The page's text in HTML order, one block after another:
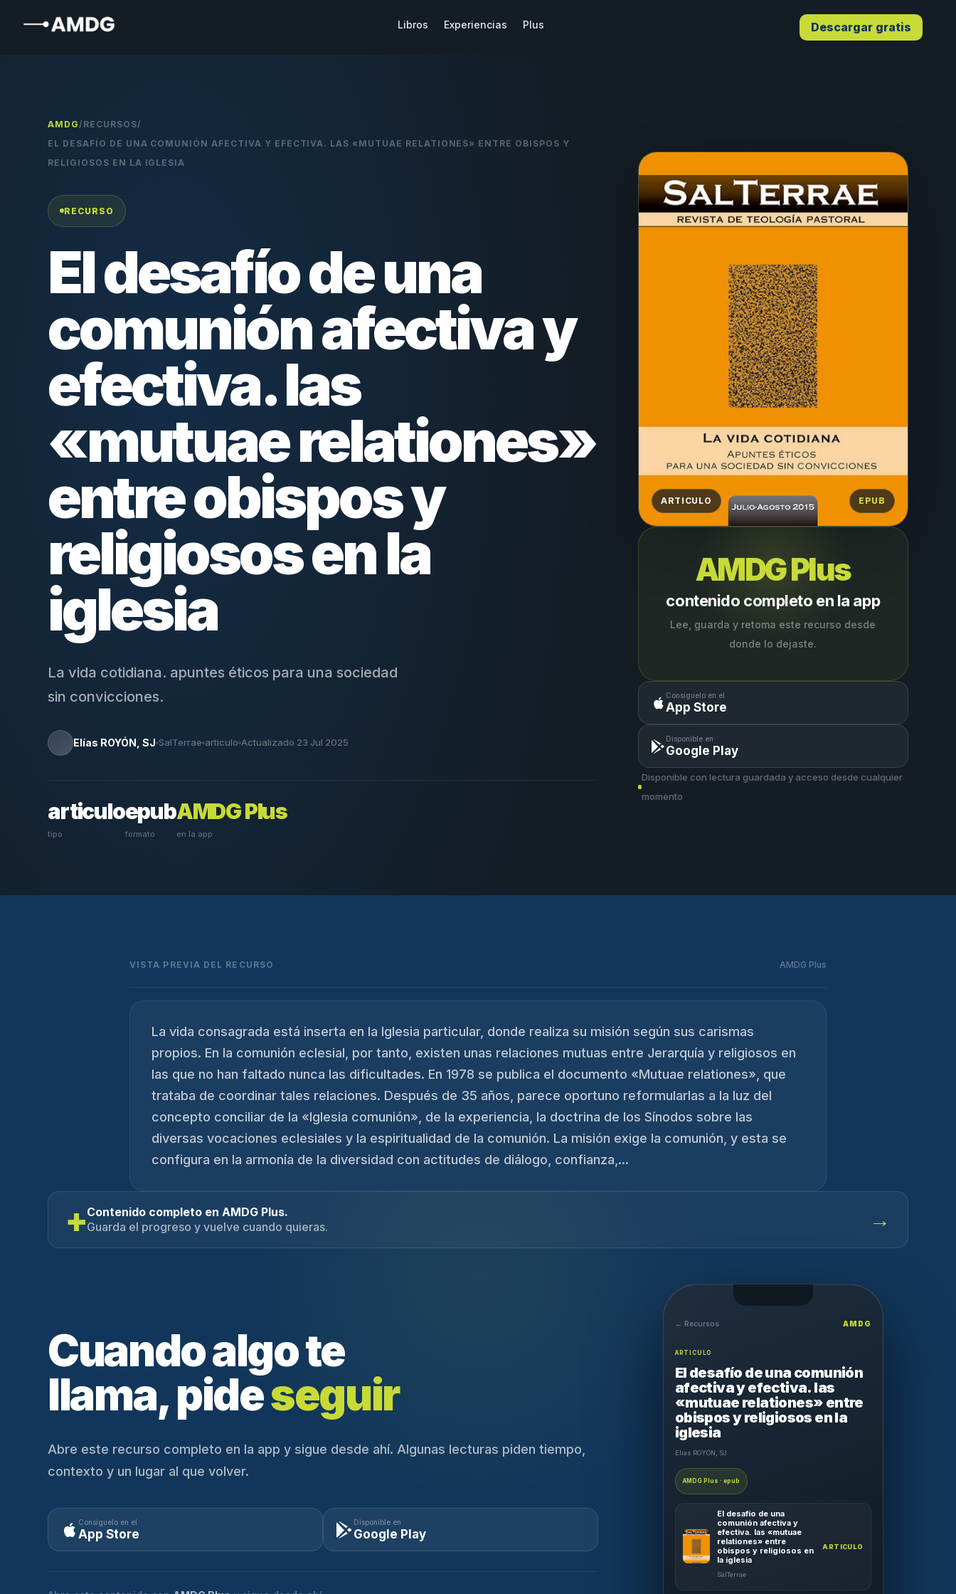
Libros Experiencias Plus Descargar gratis
AMDG /RECURSOS/
EL DESAFÍO DE UNA COMUNIÓN AFECTIVA Y EFECTIVA. LAS «MUTUAE RELATIONES» ENTRE OBISPOS Y
RELIGIOSOS EN LA IGLESIA
RECURSO
El desafío de una
comunión afectiva y
efectiva. las
«mutuae relationes»
entre obispos y
religiosos en la
iglesia
La vida cotidiana. apuntes éticos para una sociedad
sin convicciones.
Elías ROYÓN, SJ SalTerrae articulo Actualizado 23 Jul 2025
articulo
tipo
epub
formato
AMDG Plus
en la app
ARTICULO EPUB
AMDG Plus
contenido completo en la app
Lee, guarda y retoma este recurso desde
donde lo dejaste.
Consíguelo en el
App Store
Disponible en
Google Play
Disponible con lectura guardada y acceso desde cualquier
momento
VISTA PREVIA DEL RECURSO AMDG Plus
La vida consagrada está inserta en la Iglesia particular, donde realiza su misión según sus carismas
propios. En la comunión eclesial, por tanto, existen unas relaciones mutuas entre Jerarquía y religiosos en
las que no han faltado nunca las dificultades. En 1978 se publica el documento «Mutuae relationes», que
trataba de coordinar tales relaciones. Después de 35 años, parece oportuno reformularlas a la luz del
concepto conciliar de la «Iglesia comunión», de la experiencia, la doctrina de los Sínodos sobre las
diversas vocaciones eclesiales y la espiritualidad de la comunión. La misión exige la comunión, y esta se
configura en la armonía de la diversidad con actitudes de diálogo, confianza,...
+Contenido completo en AMDG Plus.
Guarda el progreso y vuelve cuando quieras.
→
Cuando algo te
llama, pideseguir
Abre este recurso completo en la app y sigue desde ahí. Algunas lecturas piden tiempo,
contexto y un lugar al que volver.
Consíguelo en el
App Store
Disponible en
Google Play
← Recursos AMDG
ARTICULO
El desafío de una comunión
afectiva y efectiva. las
«mutuae relationes» entre
obispos y religiosos en la
iglesia
Elías ROYÓN, SJ
AMDG Plus · epub
El desafío de una
comunión afectiva y
efectiva. las «mutuae
relationes» entre
obispos y religiosos en
la iglesia
SalTerrae
ARTICULO